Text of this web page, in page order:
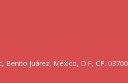
Benito Juárez, México, D.F, CP. 03700